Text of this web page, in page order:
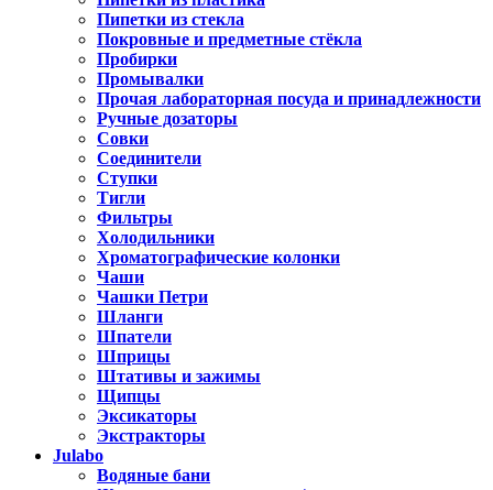
Пипетки из стекла
Покровные и предметные стёкла
Пробирки
Промывалки
Прочая лабораторная посуда и принадлежности
Ручные дозаторы
Совки
Соединители
Ступки
Тигли
Фильтры
Холодильники
Хроматографические колонки
Чаши
Чашки Петри
Шланги
Шпатели
Шприцы
Штативы и зажимы
Щипцы
Эксикаторы
Экстракторы
Julabo
Водяные бани